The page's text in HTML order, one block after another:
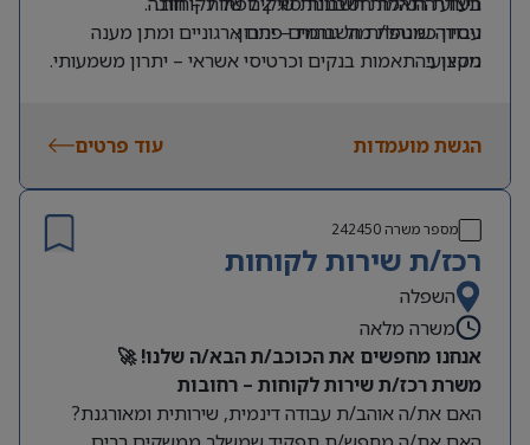
עבודה שוטפת מול גורמים פנים ארגוניים ומתן מענה
מקצועי.
ניסיון כמנהל/ת חשבונות – יתרון.
ניסיון בהתאמות בנקים וכרטיסי אשראי – יתרון משמעותי.
הגשת מועמדות
עוד פרטים
מספר משרה242450
רכז/ת שירות לקוחות
השפלה
משרה מלאה
אנחנו מחפשים את הכוכב/ת הבא/ה שלנו! 🚀
משרת רכז/ת שירות לקוחות – רחובות
האם את/ה אוהב/ת עבודה דינמית, שירותית ומאורגנת?